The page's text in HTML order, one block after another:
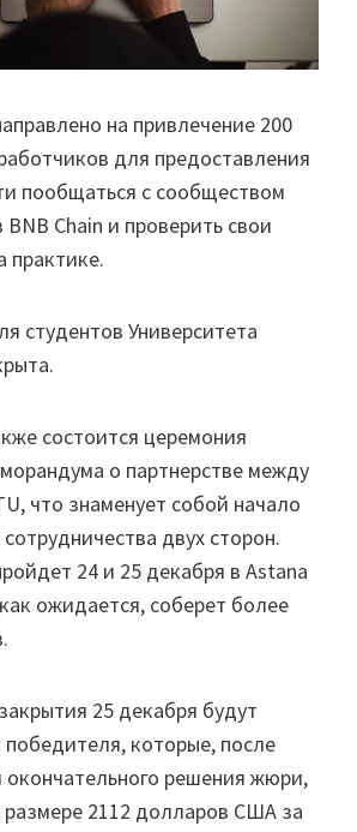
на привлечение 200
для предоставления
пообщаться с сообществом
Chain и проверить свои
практике.
студентов Университета
состоится церемония
о партнерстве между
что знаменует собой начало
двух сторон.
24 и 25 декабря в Astana
ожидается, соберет более
25 декабря будут
которые, после
окончательного решения жюри,
размере 2112 долларов США за